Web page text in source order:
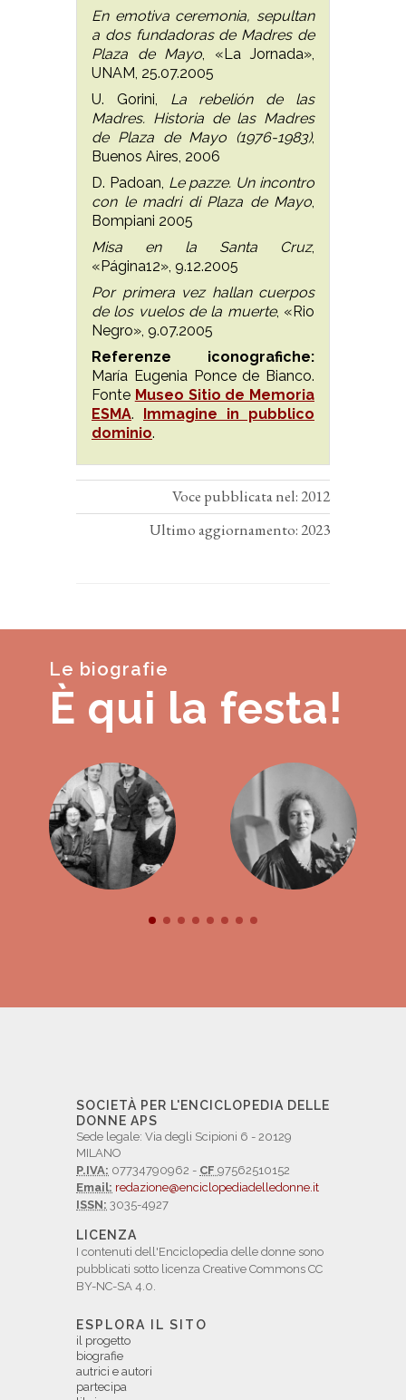
En emotiva ceremonia, sepultan
a dos fundadoras de Madres de
Plaza de Mayo, «La Jornada»,
UNAM, 25.07.2005
U. Gorini, La rebelión de las
Madres. Historia de las Madres
de Plaza de Mayo (1976-1983),
Buenos Aires, 2006
D. Padoan, Le pazze. Un incontro
con le madri di Plaza de Mayo,
Bompiani 2005
Misa en la Santa Cruz,
«Página12», 9.12.2005
Por primera vez hallan cuerpos
de los vuelos de la muerte, «Rio
Negro», 9.07.2005
Referenze iconografiche:
María Eugenia Ponce de Bianco.
Fonte Museo Sitio de Memoria
ESMA.
Immagine in pubblico
dominio.
Voce pubblicata nel: 2012
Ultimo aggiornamento: 2023
Le biografie
È qui la festa!
SOCIETÀ PER L'ENCICLOPEDIA DELLE
DONNE APS
Sede legale: Via degli Scipioni 6 - 20129
MILANO
P.IVA: 07734790962 - CF 97562510152
Email: redazione@enciclopediadelledonne.it
ISSN: 3035-4927
LICENZA
I contenuti dell'Enciclopedia delle donne sono
pubblicati sotto licenza Creative Commons CC
BY-NC-SA 4.0.
ESPLORA IL SITO
il progetto
biografie
autrici e autori
partecipa